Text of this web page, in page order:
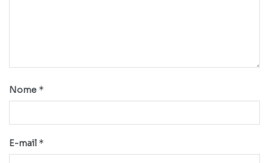
Nome *
E-mail *